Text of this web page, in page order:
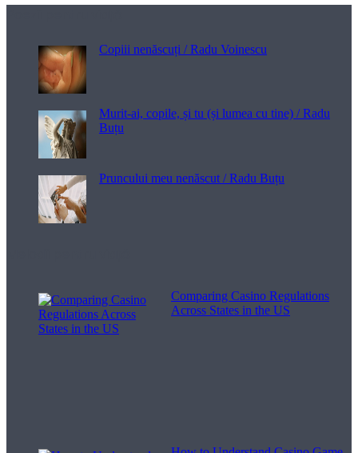
Copiii nenăscuți / Radu Voinescu
Murit-ai, copile, și tu (și lumea cu tine) / Radu
Buțu
Pruncului meu nenăscut / Radu Buțu
Comparing Casino Regulations
Across States in the US